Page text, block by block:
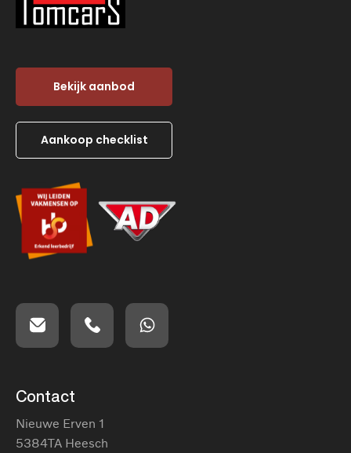
Bekijk aanbod
Aankoop checklist
Contact
Nieuwe Erven 1
5384TA Heesch